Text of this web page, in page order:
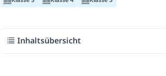
Inhaltsübersicht